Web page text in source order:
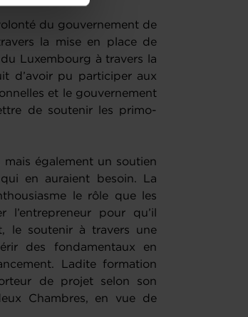
du gouvernement de
la mise en place de
Luxembourg à travers la
d’avoir pu participer aux
et le gouvernement
de soutenir les primo-
également un soutien
en auraient besoin. La
le rôle que les
pour qu’il
le soutenir à travers une
des fondamentaux en
Ladite formation
de projet selon son
Chambres, en vue de